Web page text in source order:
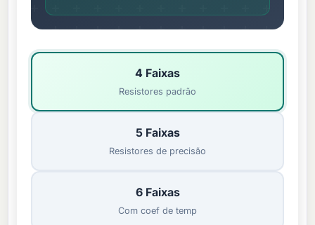
4 Faixas
Resistores padrão
5 Faixas
Resistores de precisão
6 Faixas
Com coef de temp